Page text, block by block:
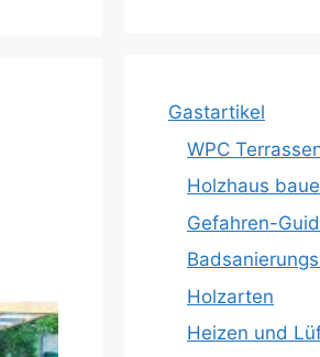
Gastartikel
WPC
Holzhaus
Gefahren-
Holzarten
Heizen und